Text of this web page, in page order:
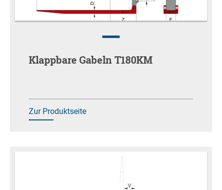
Klappbare Gabeln T180KM
Zur Produktseite